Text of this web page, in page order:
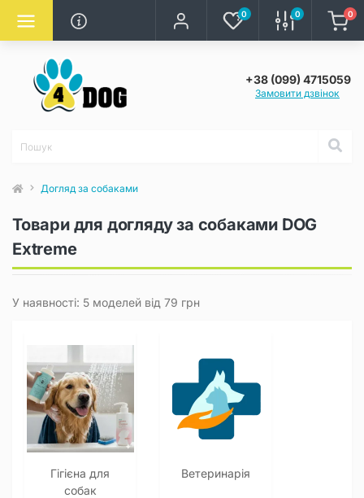
0 0 0
+38 (099) 4715059
Замовити дзвінок
Догляд за собаками
Товари для догляду за собаками DOG
Extreme
У наявності: 5 моделей від 79 грн
Гігієна для
собак
Ветеринарія